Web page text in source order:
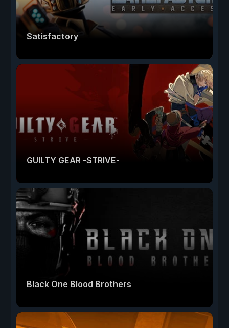
Satisfactory
GUILTY GEAR -STRIVE-
Black One Blood Brothers